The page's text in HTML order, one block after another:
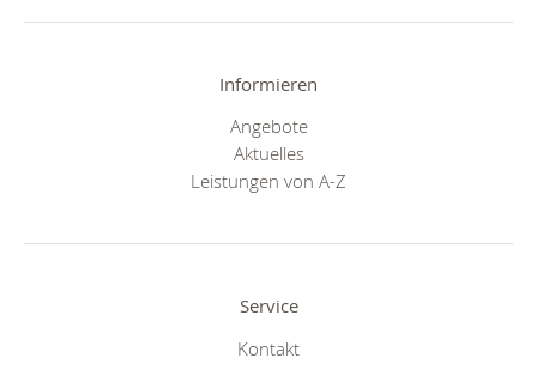
Informieren
Angebote
Aktuelles
Leistungen von A-Z
Service
Kontakt